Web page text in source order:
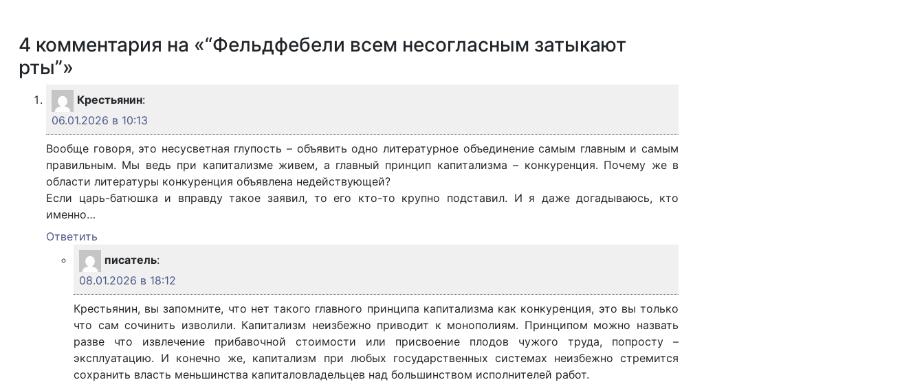
4 комментария на «“Фельдфебели всем несогласным затыкают
рты”»
Крестьянин:
06.01.2026 в 10:13
Вообще говоря, это несусветная глупость – объявить одно литературное объединение самым главным и самым
правильным. Мы ведь при капитализме живем, а главный принцип капитализма – конкуренция. Почему же в
области литературы конкуренция объявлена недействующей?
Если царь-батюшка и вправду такое заявил, то его кто-то крупно подставил. И я даже догадываюсь, кто
именно…
Ответить
писатель:
08.01.2026 в 18:12
Крестьянин, вы запомните, что нет такого главного принципа капитализма как конкуренция, это вы только
что сам сочинить изволили. Капитализм неизбежно приводит к монополиям. Принципом можно назвать
разве что извлечение прибавочной стоимости или присвоение плодов чужого труда, попросту –
эксплуатацию. И конечно же, капитализм при любых государственных системах неизбежно стремится
сохранить власть меньшинства капиталовладельцев над большинством исполнителей работ.